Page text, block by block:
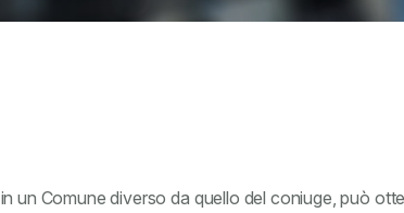
un Comune diverso da quello del coniuge, può